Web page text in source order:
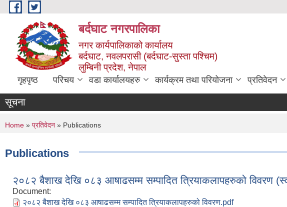
Skip to main content
बर्दघाट नगरपालिका
नगर कार्यपालिकाको कार्यालय
बर्दघाट, नवलपरासी (बर्दघाट-सुस्ता पश्चिम)
लुम्बिनी प्रदेश, नेपाल
गृहपृष्ठ परिचय वडा कार्यालयहरु कार्यक्रम तथा परियोजना प्रतिवेदन
सूचना
You are here
Home » प्रतिवेदन » Publications
Publications
२०८२ बैशाख देखि ०८३ आषाढसम्म सम्पादित त्रियाकलापहरुको विवरण
Document:
२०८२ बैशाख देखि ०८३ आषाढसम्म सम्पादित त्रियाकलापहरुको विवरण.pdf